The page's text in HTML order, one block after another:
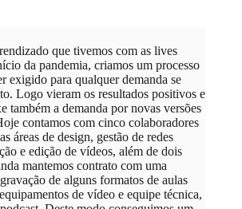
que tivemos com as lives
da pandemia, criamos um processo
exigido para qualquer demanda se
Logo vieram os resultados positivos e
também a demanda por novas versões
contamos com cinco colaboradores
áreas de design, gestão de redes
e edição de vídeos, além de dois
mantemos contrato com uma
de alguns formatos de aulas
de vídeo e equipe técnica,